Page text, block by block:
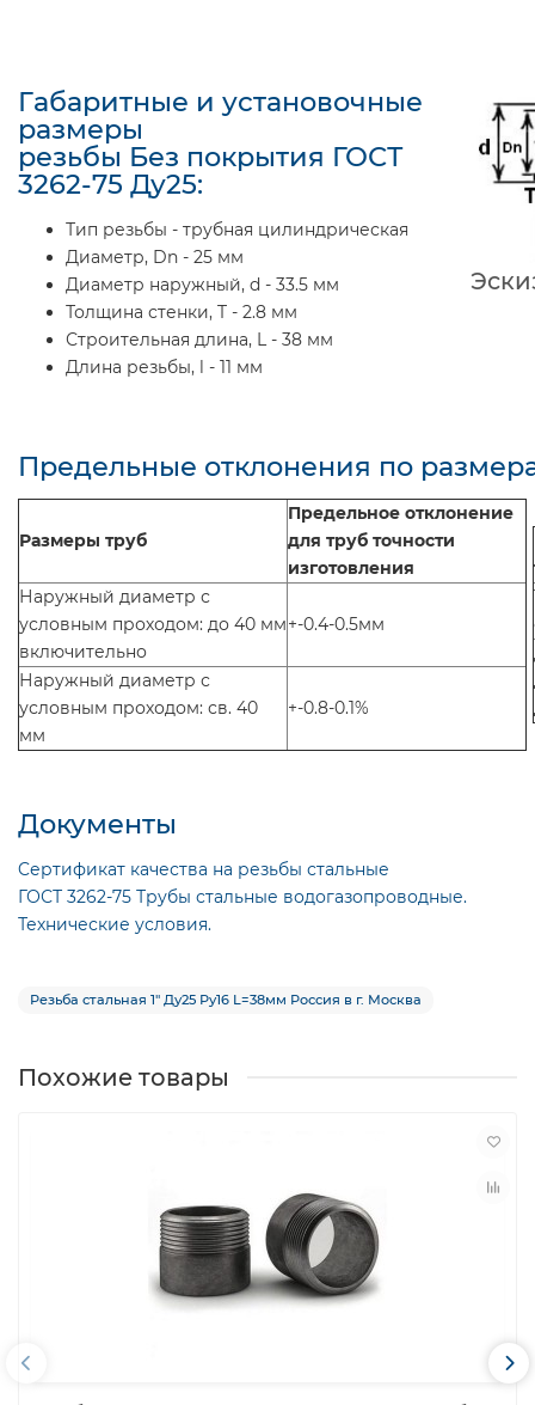
Габаритные и установочные
размеры
резьбы Без покрытия ГОСТ
3262-75 Ду25:
Тип резьбы - трубная цилиндрическая
Диаметр, Dn - 25 мм
Диаметр наружный, d - 33.5 мм
Толщина стенки, T - 2.8 мм
Строительная длина, L - 38 мм
Длина резьбы, l - 11 мм
Предельные отклонения по
Размеры труб
Предельное отклонение
для труб точности
изготовления
Наружный диаметр с
условным проходом: до 40 мм
включительно
+-0.4-0.5мм
Наружный диаметр с
условным проходом: св. 40
мм
+-0.8-0.1%
Документы
Cертификат качества на резьбы стальные
ГОСТ 3262-75 Трубы стальные водогазопроводные.
Технические условия.
Резьба стальная 1″ Ду25 Ру16 L=38мм Россия в г. Москва
Похожие товары